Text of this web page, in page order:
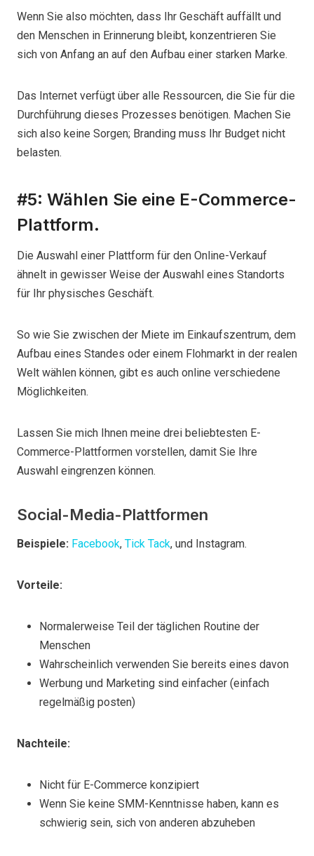
Wenn Sie also möchten, dass Ihr Geschäft auffällt und
den Menschen in Erinnerung bleibt, konzentrieren Sie
sich von Anfang an auf den Aufbau einer starken Marke.
Das Internet verfügt über alle Ressourcen, die Sie für die
Durchführung dieses Prozesses benötigen. Machen Sie
sich also keine Sorgen; Branding muss Ihr Budget nicht
belasten.
#5: Wählen Sie eine E-Commerce-
Plattform.
Die Auswahl einer Plattform für den Online-Verkauf
ähnelt in gewisser Weise der Auswahl eines Standorts
für Ihr physisches Geschäft.
So wie Sie zwischen der Miete im Einkaufszentrum, dem
Aufbau eines Standes oder einem Flohmarkt in der realen
Welt wählen können, gibt es auch online verschiedene
Möglichkeiten.
Lassen Sie mich Ihnen meine drei beliebtesten E-
Commerce-Plattformen vorstellen, damit Sie Ihre
Auswahl eingrenzen können.
Social-Media-Plattformen
Beispiele: Facebook, Tick Tack, und Instagram.
Vorteile:
Normalerweise Teil der täglichen Routine der
Menschen
Wahrscheinlich verwenden Sie bereits eines davon
Werbung und Marketing sind einfacher (einfach
regelmäßig posten)
Nachteile:
Nicht für E-Commerce konzipiert
Wenn Sie keine SMM-Kenntnisse haben, kann es
schwierig sein, sich von anderen abzuheben